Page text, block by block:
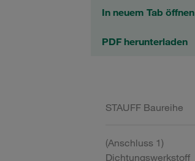
In neuem Tab öffnen
PDF herunterladen
STAUFF Baureihe
(Anschluss 1)
Dichtungswerkstoff